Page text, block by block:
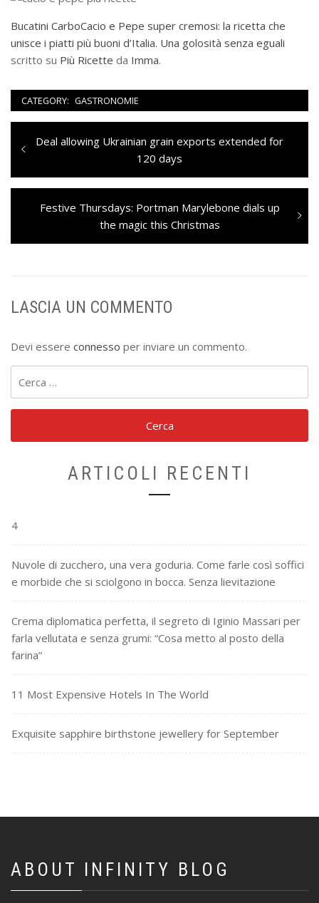
Bucatini CarboCacio e Pepe super cremosi: la ricetta che
unisce i piatti più buoni d’Italia. Una golosità senza eguali
scritto su Più Ricette da Imma.
CATEGORY: GASTRONOMIE
Navigazione
articoli
Previous
Deal allowing Ukrainian grain exports extended for
120 days
Next
Festive Thursdays: Portman Marylebone dials up
the magic this Christmas
LASCIA UN COMMENTO
Devi essere connesso per inviare un commento.
per:
ARTICOLI RECENTI
4
Nuvole di zucchero, una vera goduria. Come farle così soffici
e morbide che si sciolgono in bocca. Senza lievitazione
Crema diplomatica perfetta, il segreto di Iginio Massari per
farla vellutata e senza grumi: “Cosa metto al posto della
farina”
11 Most Expensive Hotels In The World
Exquisite sapphire birthstone jewellery for September
ABOUT INFINITY BLOG